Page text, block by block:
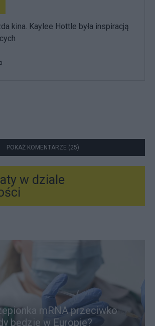
kina. Kaylee Hottle była inspiracją
POKAŻ KOMENTARZE (25)
w dziale
mRNA przeciwko
będzie w Europie?